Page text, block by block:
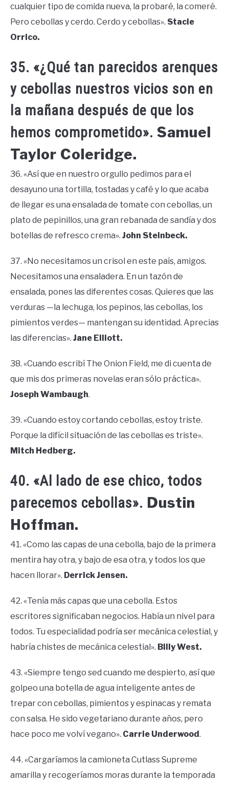
cualquier tipo de comida nueva, la probaré, la comeré.
Pero cebollas y cerdo. Cerdo y cebollas». Stacie
Orrico.
35. «¿Qué tan parecidos arenques
y cebollas nuestros vicios son en
la mañana después de que los
hemos comprometido». Samuel
Taylor Coleridge.
36. «Así que en nuestro orgullo pedimos para el
desayuno una tortilla, tostadas y café y lo que acaba
de llegar es una ensalada de tomate con cebollas, un
plato de pepinillos, una gran rebanada de sandía y dos
botellas de refresco crema». John Steinbeck.
37. «No necesitamos un crisol en este país, amigos.
Necesitamos una ensaladera. En un tazón de
ensalada, pones las diferentes cosas. Quieres que las
verduras —la lechuga, los pepinos, las cebollas, los
pimientos verdes— mantengan su identidad. Aprecias
las diferencias». Jane Elliott.
38. «Cuando escribí The Onion Field, me di cuenta de
que mis dos primeras novelas eran sólo práctica».
Joseph Wambaugh.
39. «Cuando estoy cortando cebollas, estoy triste.
Porque la difícil situación de las cebollas es triste».
Mitch Hedberg.
40. «Al lado de ese chico, todos
parecemos cebollas». Dustin
Hoffman.
41. «Como las capas de una cebolla, bajo de la primera
mentira hay otra, y bajo de esa otra, y todos los que
hacen llorar». Derrick Jensen.
42. «Tenía más capas que una cebolla. Estos
escritores significaban negocios. Había un nivel para
todos. Tu especialidad podría ser mecánica celestial, y
habría chistes de mecánica celestial». Billy West.
43. «Siempre tengo sed cuando me despierto, así que
golpeo una botella de agua inteligente antes de
trepar con cebollas, pimientos y espinacas y remata
con salsa. He sido vegetariano durante años, pero
hace poco me volví vegano». Carrie Underwood .
44. «Cargaríamos la camioneta Cutlass Supreme
amarilla y recogeríamos moras durante la temporada